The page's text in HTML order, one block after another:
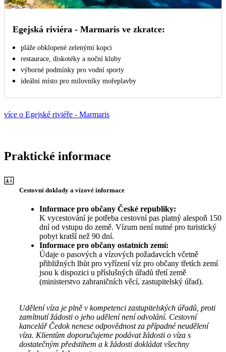
Egejská riviéra - Marmaris ve zkratce:
pláže obklopené zelenými kopci
restaurace, diskotéky a noční kluby
výborné podmínky pro vodní sporty
ideální místo pro milovníky mořeplavby
více o Egejské riviéře - Marmaris
Praktické informace
Cestovní doklady a vízové informace
Informace pro občany České republiky:
K vycestování je potřeba cestovní pas platný alespoň 150
dní od vstupu do země. Vízum není nutné pro turistický
pobyt kratší než 90 dní.
Informace pro občany ostatních zemí:
Údaje o pasových a vízových požadavcích včetně
přibližných lhůt pro vyřízení víz pro občany třetích zemí
jsou k dispozici u příslušných úřadů třetí země
(ministerstvo zahraničních věcí, zastupitelský úřad).
Udělení víza je plně v kompetenci zastupitelských úřadů, proti
zamítnutí žádosti o jeho udělení není odvolání. Cestovní
kancelář Čedok nenese odpovědnost za případné neudělení
víza. Klientům doporučujeme podávat žádosti o víza s
dostatečným předstihem a k žádosti dokládat všechny